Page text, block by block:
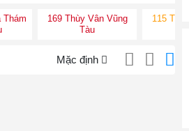
Thám
169 Thùy Vân Vũng
Tàu
115
Mặc định